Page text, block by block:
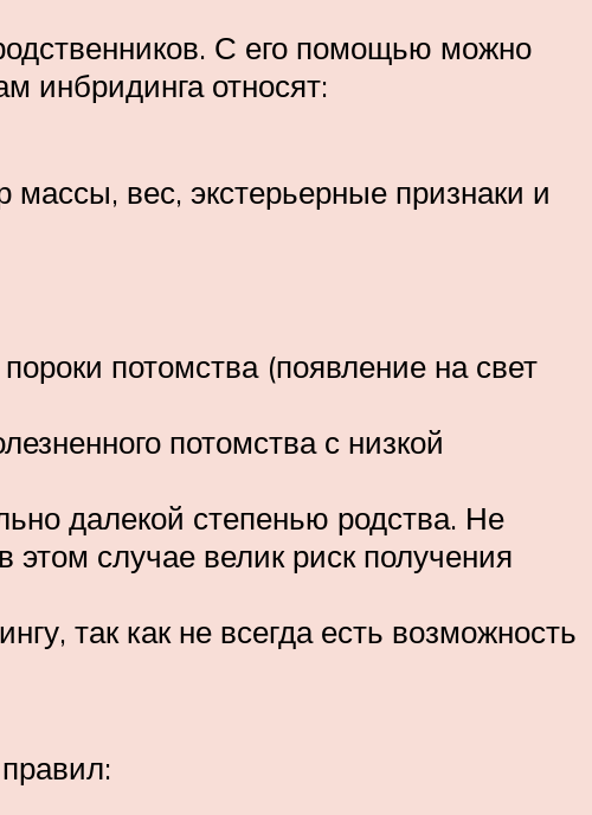
С его помощью можно
инбридинга относят:
вес, экстерьерные признаки и
потомства (появление на свет
потомства с низкой
далекой степенью родства. Не
этом случае велик риск получения
так как не всегда есть возможность